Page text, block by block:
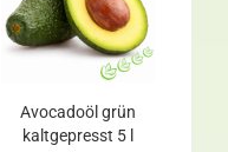
Avocadoöl grün
kaltgepresst 5 l